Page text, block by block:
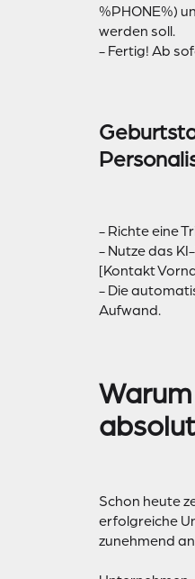
%PHONE%)
werden soll.
- Fertig! Ab
- Richte eine
- Nutze das
[Kontakt
- Die
Aufwand.
Schon heute
erfolgreiche
zunehmend